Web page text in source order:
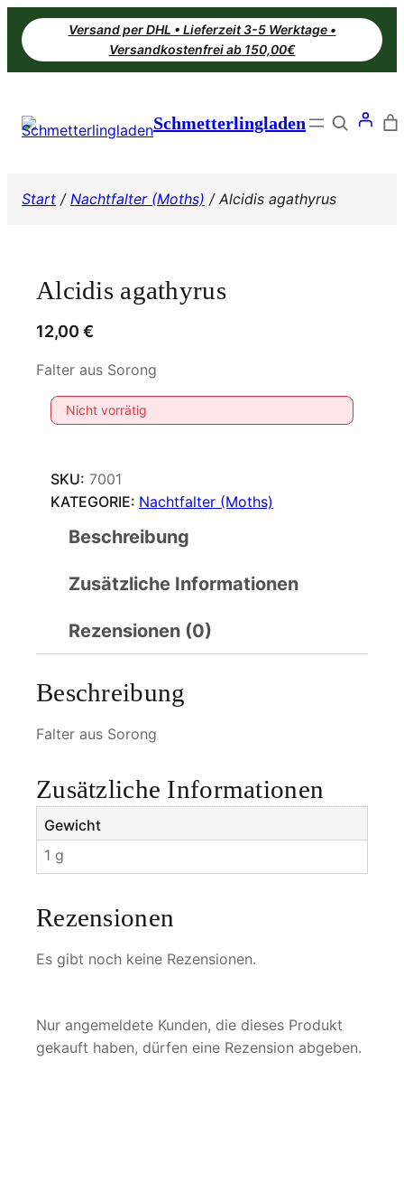
Zum
Inhalt
springen
Versand per DHL • Lieferzeit 3-5 Werktage •
Versandkostenfrei ab 150,00€
Schmetterlingladen Search
Start / Nachtfalter (Moths) / Alcidis agathyrus
Alcidis agathyrus
12,00 €
Falter aus Sorong
Nicht vorrätig
SKU: 7001
KATEGORIE: Nachtfalter (Moths)
Beschreibung
Zusätzliche Informationen
Rezensionen (0)
Beschreibung
Falter aus Sorong
Zusätzliche Informationen
Gewicht
1 g
Rezensionen
Es gibt noch keine Rezensionen.
Nur angemeldete Kunden, die dieses Produkt
gekauft haben, dürfen eine Rezension abgeben.